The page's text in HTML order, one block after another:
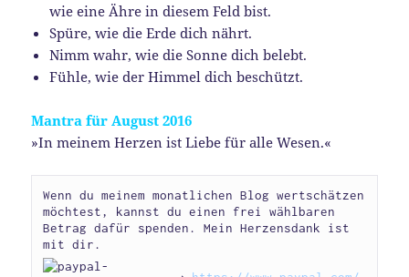
wie eine Ähre in diesem Feld bist.
Spüre, wie die Erde dich nährt.
Nimm wahr, wie die Sonne dich belebt.
Fühle, wie der Himmel dich beschützt.
Mantra für August 2016
»In meinem Herzen ist Liebe für alle Wesen.«
Wenn du meinem monatlichen Blog wertschätzen
möchtest, kannst du einen frei wählbaren
Betrag dafür spenden. Mein Herzensdank ist
mit dir.